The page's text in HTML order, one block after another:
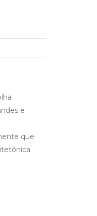
e
que